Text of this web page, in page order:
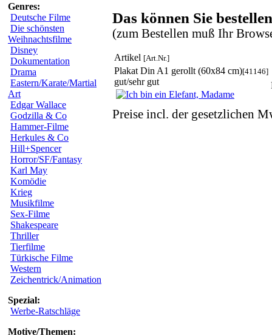
Genres:
Deutsche Filme
Die schönsten
Weihnachtsfilme
Disney
Dokumentation
Drama
Eastern/Karate/Martial
Art
Edgar Wallace
Godzilla & Co
Hammer-Filme
Herkules & Co
Hill+Spencer
Horror/SF/Fantasy
Karl May
Komödie
Krieg
Musikfilme
Sex-Filme
Shakespeare
Thriller
Tierfilme
Türkische Filme
Western
Zeichentrick/Animation
Spezial:
Werbe-Ratschläge
Motive/Themen:
Das können Sie
(zum Bestellen muß Ihr
Artikel [Art.Nr.]
Plakat Din A1 gerollt (60x84 cm)[41146]
gut/sehr gut
Preise incl. der gesetzlichen